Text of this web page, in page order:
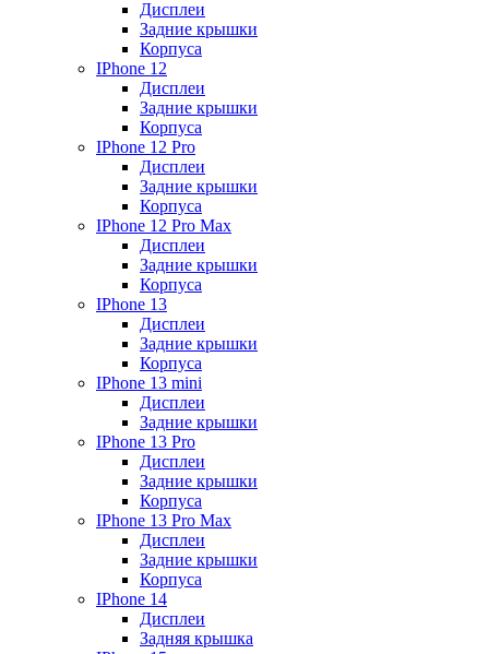
Дисплеи
Задние крышки
Корпуса
IPhone 12
Дисплеи
Задние крышки
Корпуса
IPhone 12 Pro
Дисплеи
Задние крышки
Корпуса
IPhone 12 Pro Max
Дисплеи
Задние крышки
Корпуса
IPhone 13
Дисплеи
Задние крышки
Корпуса
IPhone 13 mini
Дисплеи
Задние крышки
IPhone 13 Pro
Дисплеи
Задние крышки
Корпуса
IPhone 13 Pro Max
Дисплеи
Задние крышки
Корпуса
IPhone 14
Дисплеи
Задняя крышка